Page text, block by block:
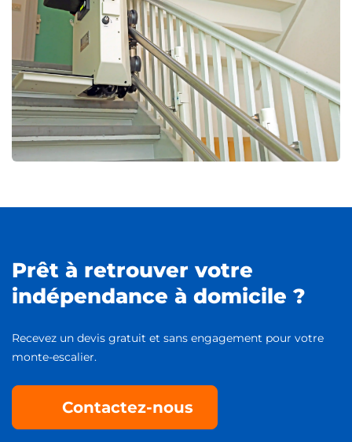
Prêt à retrouver votre
indépendance à domicile ?
Recevez un devis gratuit et sans engagement pour votre
monte-escalier.
Contactez-nous